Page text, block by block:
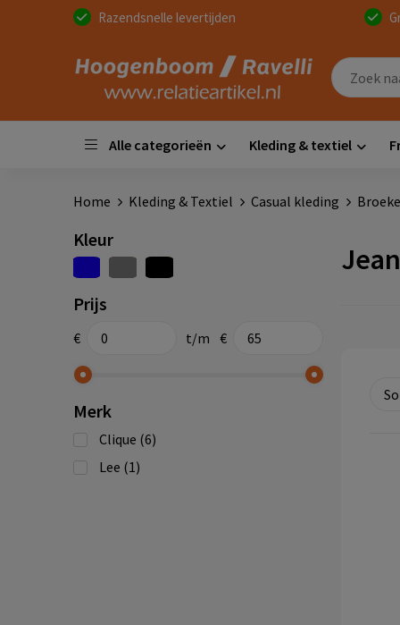
Razendsnelle levertijden
Alle categorieën Kleding & textiel
Home Kleding & Textiel Casual kleding
Kleur
Prijs
€ t/m €
Merk
Clique (6)
Lee (1)